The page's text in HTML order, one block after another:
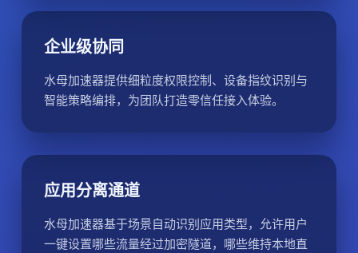
企业级协同
水母加速器提供细粒度权限控制、设备指纹识别与
智能策略编排，为团队打造零信任接入体验。
应用分离通道
水母加速器基于场景自动识别应用类型，允许用户
一键设置哪些流量经过加密隧道，哪些维持本地直